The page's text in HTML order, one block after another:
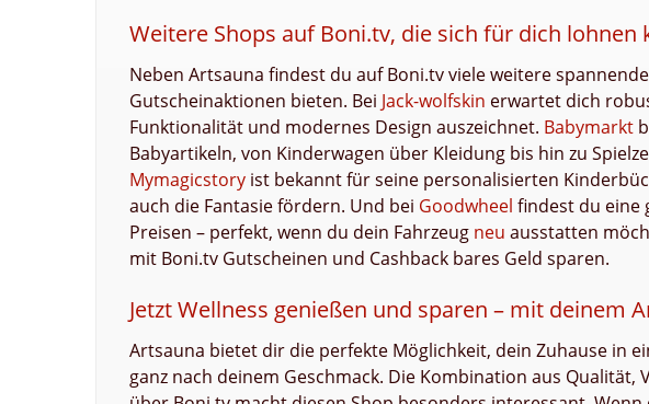
Weitere Shops auf Boni.tv, die sich für dich lohnen
Neben Artsauna findest du auf Boni.tv viele weitere
Gutscheinaktionen bieten. Bei Jack-wolfskin erwartet dich
Funktionalität und modernes Design auszeichnet. Babymarkt
Babyartikeln, von Kinderwagen über Kleidung bis hin zu
Mymagicstory ist bekannt für seine personalisierten
auch die Fantasie fördern. Und bei Goodwheel findest du eine
Preisen – perfekt, wenn du dein Fahrzeug neu ausstatten
mit Boni.tv Gutscheinen und Cashback bares Geld sparen.
Jetzt Wellness genießen und sparen – mit deinem
Artsauna bietet dir die perfekte Möglichkeit, dein Zuhause in
ganz nach deinem Geschmack. Die Kombination aus